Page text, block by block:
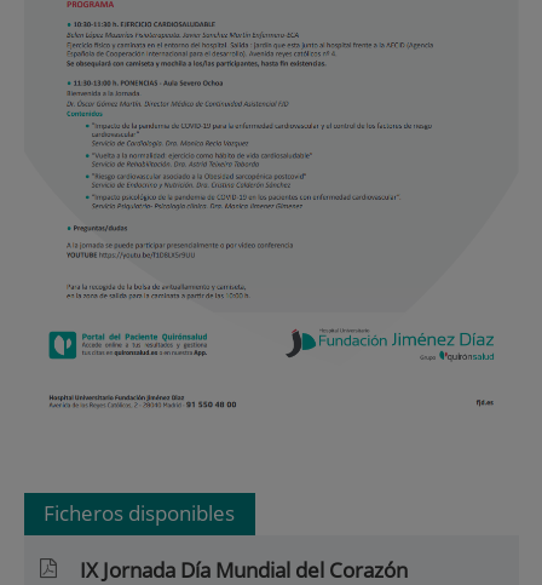
Ficheros disponibles
IX Jornada Día Mundial del Corazón